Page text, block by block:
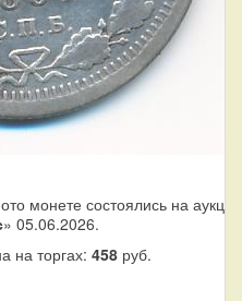
монете состоялись на
» 05.06.2026.
на торгах: 458 руб.